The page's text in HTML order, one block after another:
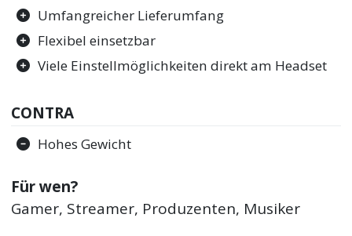
Umfangreicher Lieferumfang
Flexibel einsetzbar
Viele Einstellmöglichkeiten direkt am Headset
CONTRA
Hohes Gewicht
Für wen?
Gamer, Streamer, Produzenten, Musiker